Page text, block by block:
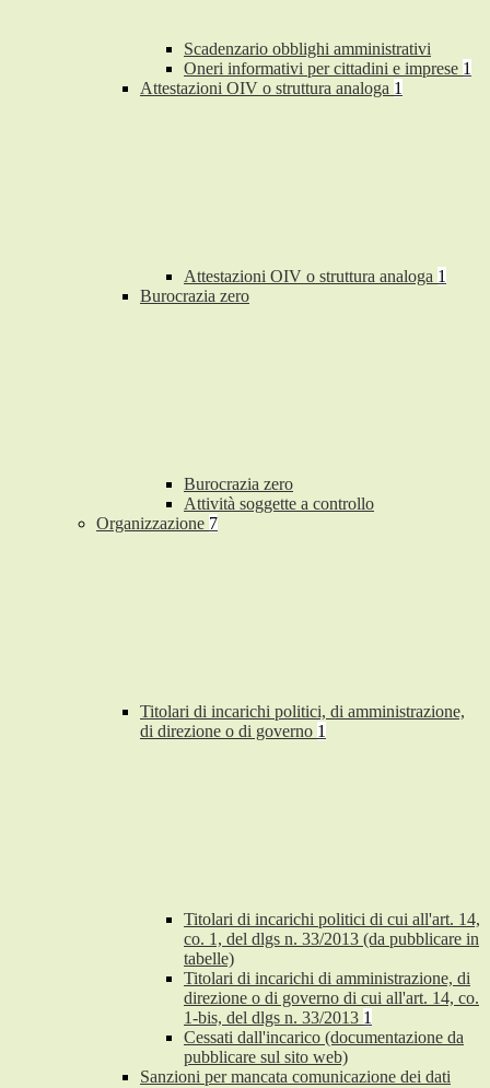
Scadenzario obblighi amministrativi
Oneri informativi per cittadini e imprese 1
Attestazioni OIV o struttura analoga 1
Attestazioni OIV o struttura analoga 1
Burocrazia zero
Burocrazia zero
Attività soggette a controllo
Organizzazione 7
Titolari di incarichi politici, di amministrazione,
di direzione o di governo 1
Titolari di incarichi politici di cui all'art. 14,
co. 1, del dlgs n. 33/2013 (da pubblicare in
tabelle)
Titolari di incarichi di amministrazione, di
direzione o di governo di cui all'art. 14, co.
1-bis, del dlgs n. 33/2013 1
Cessati dall'incarico (documentazione da
pubblicare sul sito web)
Sanzioni per mancata comunicazione dei dati